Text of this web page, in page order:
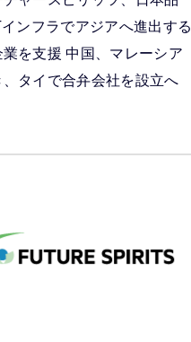
ンフラでアジアへ進出する
業を支援 中国、マレーシア
、タイで合弁会社を設立へ